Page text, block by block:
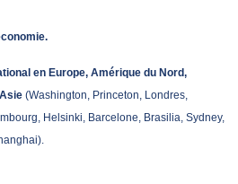
en Europe, Amérique du Nord,
(Washington, Princeton, Londres,
Helsinki, Barcelone, Brasilia, Sydney,